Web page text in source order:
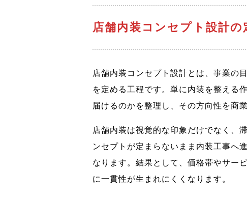
店舗内装コンセプト設計の
店舗内装コンセプト設計とは、事業の
を定める工程です。単に内装を整える
届けるのかを整理し、その方向性を商
店舗内装は視覚的な印象だけでなく、
ンセプトが定まらないまま内装工事へ
なります。結果として、価格帯やサー
に一貫性が生まれにくくなります。